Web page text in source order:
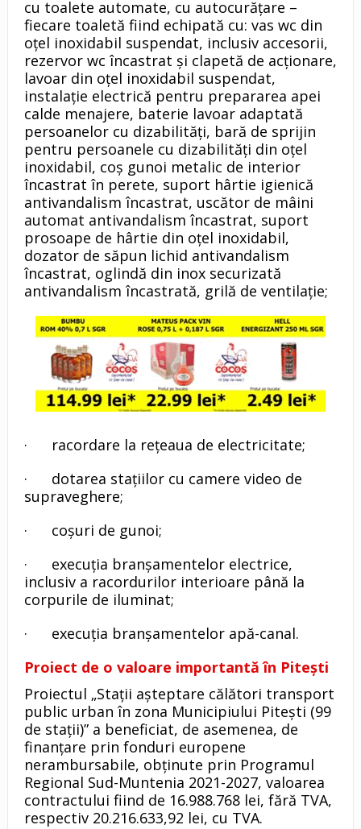
cu toalete automate, cu autocurățare –
fiecare toaletă fiind echipată cu: vas wc din
oțel inoxidabil suspendat, inclusiv accesorii,
rezervor wc încastrat și clapetă de acționare,
lavoar din oțel inoxidabil suspendat,
instalație electrică pentru prepararea apei
calde menajere, baterie lavoar adaptată
persoanelor cu dizabilități, bară de sprijin
pentru persoanele cu dizabilități din oțel
inoxidabil, coș gunoi metalic de interior
încastrat în perete, suport hârtie igienică
antivandalism încastrat, uscător de mâini
automat antivandalism încastrat, suport
prosoape de hârtie din oțel inoxidabil,
dozator de săpun lichid antivandalism
încastrat, oglindă din inox securizată
antivandalism încastrată, grilă de ventilație;
· racordare la rețeaua de electricitate;
· dotarea stațiilor cu camere video de
supraveghere;
· coșuri de gunoi;
· execuția branșamentelor electrice,
inclusiv a racordurilor interioare până la
corpurile de iluminat;
· execuția branșamentelor apă-canal.
Proiect de o valoare importantă în Pitești
Proiectul „Stații așteptare călători transport
public urban în zona Municipiului Pitești (99
de stații)” a beneficiat, de asemenea, de
finanțare prin fonduri europene
nerambursabile, obținute prin Programul
Regional Sud-Muntenia 2021-2027, valoarea
contractului fiind de 16.988.768 lei, fără TVA,
respectiv 20.216.633,92 lei, cu TVA.